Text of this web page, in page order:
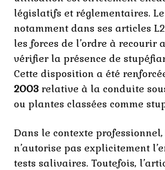
législatifs et réglementaires. Le
notamment dans ses articles
les forces de l’ordre à recourir
vérifier la présence de
Cette disposition a été
2003 relative à la conduite
ou plantes classées comme
Dans le contexte professionnel,
n’autorise pas explicitement
tests salivaires. Toutefois,